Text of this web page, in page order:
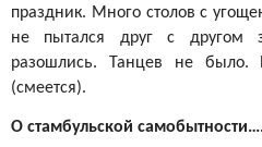
праздник. Много столов с
не пытался друг с другом
разошлись. Танцев не было.
(смеется).
О стамбульской